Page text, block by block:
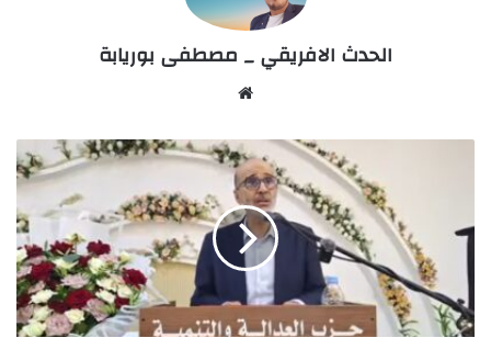
الحدث الافريقي _ مصطفى بوريابة
التزكية
استثمار
سياسي